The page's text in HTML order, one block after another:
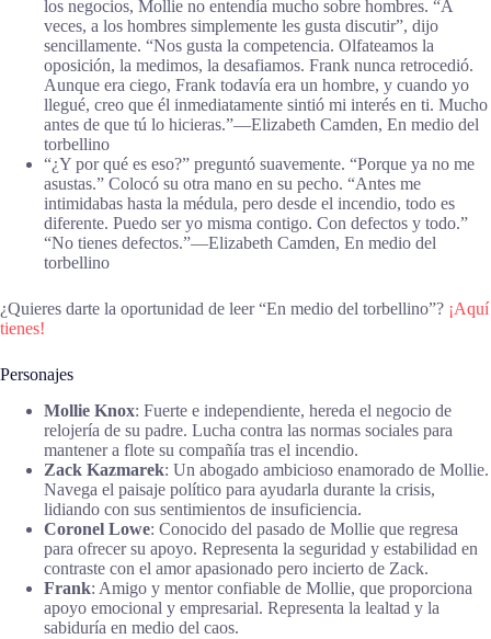
los negocios, Mollie no entendía mucho sobre hombres. “A
veces, a los hombres simplemente les gusta discutir”, dijo
sencillamente. “Nos gusta la competencia. Olfateamos la
oposición, la medimos, la desafiamos. Frank nunca retrocedió.
Aunque era ciego, Frank todavía era un hombre, y cuando yo
llegué, creo que él inmediatamente sintió mi interés en ti. Mucho
antes de que tú lo hicieras.”―Elizabeth Camden, En medio del
torbellino
“¿Y por qué es eso?” preguntó suavemente. “Porque ya no me
asustas.” Colocó su otra mano en su pecho. “Antes me
intimidabas hasta la médula, pero desde el incendio, todo es
diferente. Puedo ser yo misma contigo. Con defectos y todo.”
“No tienes defectos.”―Elizabeth Camden, En medio del
torbellino
¿Quieres darte la oportunidad de leer “En medio del torbellino”? ¡Aquí
tienes!
Personajes
Mollie Knox: Fuerte e independiente, hereda el negocio de
relojería de su padre. Lucha contra las normas sociales para
mantener a flote su compañía tras el incendio.
Zack Kazmarek: Un abogado ambicioso enamorado de Mollie.
Navega el paisaje político para ayudarla durante la crisis,
lidiando con sus sentimientos de insuficiencia.
Coronel Lowe: Conocido del pasado de Mollie que regresa
para ofrecer su apoyo. Representa la seguridad y estabilidad en
contraste con el amor apasionado pero incierto de Zack.
Frank: Amigo y mentor confiable de Mollie, que proporciona
apoyo emocional y empresarial. Representa la lealtad y la
sabiduría en medio del caos.